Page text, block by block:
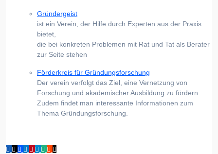
Gründergeist
ist ein Verein, der Hilfe durch Experten aus der Praxis
bietet,
die bei konkreten Problemen mit Rat und Tat als Berater
zur Seite stehen
Förderkreis für Gründungsforschung
Der verein verfolgt das Ziel, eine Vernetzung von
Forschung und akademischer Ausbildung zu fördern.
Zudem findet man interessante Informationen zum
Thema Gründungsforschung.